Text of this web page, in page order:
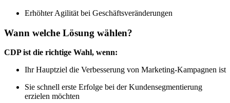
Erhöhter Agilität bei Geschäftsveränderungen
Wann welche Lösung wählen?
CDP ist die richtige Wahl, wenn:
Ihr Hauptziel die Verbesserung von Marketing-Kampagnen ist
Sie schnell erste Erfolge bei der Kundensegmentierung
erzielen möchten